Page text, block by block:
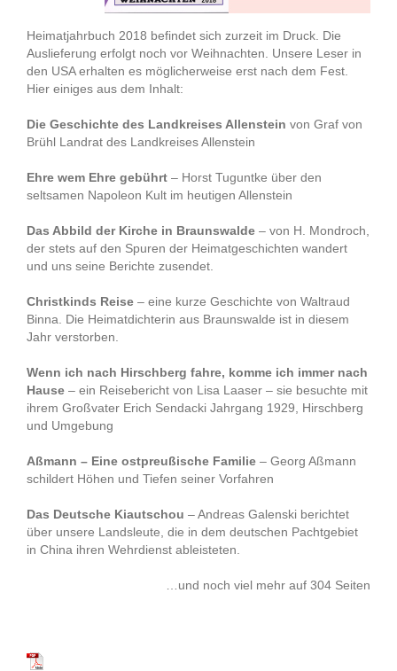
Heimatjahrbuch 2018 befindet sich zurzeit im Druck. Die
Auslieferung erfolgt noch vor Weihnachten. Unsere Leser in
den USA erhalten es möglicherweise erst nach dem Fest.
Hier einiges aus dem Inhalt:
Die Geschichte des Landkreises Allenstein von Graf von
Brühl Landrat des Landkreises Allenstein
Ehre wem Ehre gebührt – Horst Tuguntke über den
seltsamen Napoleon Kult im heutigen Allenstein
Das Abbild der Kirche in Braunswalde – von H. Mondroch,
der stets auf den Spuren der Heimatgeschichten wandert
und uns seine Berichte zusendet.
Christkinds Reise – eine kurze Geschichte von Waltraud
Binna. Die Heimatdichterin aus Braunswalde ist in diesem
Jahr verstorben.
Wenn ich nach Hirschberg fahre, komme ich immer nach
Hause – ein Reisebericht von Lisa Laaser – sie besuchte mit
ihrem Großvater Erich Sendacki Jahrgang 1929, Hirschberg
und Umgebung
Aßmann – Eine ostpreußische Familie – Georg Aßmann
schildert Höhen und Tiefen seiner Vorfahren
Das Deutsche Kiautschou – Andreas Galenski berichtet
über unsere Landsleute, die in dem deutschen Pachtgebiet
in China ihren Wehrdienst ableisteten.
…und noch viel mehr auf 304 Seiten